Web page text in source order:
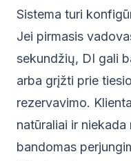
Sistema turi
Jei pirmasis
sekundžių, DI gali
arba grįžti prie
rezervavimo.
natūraliai ir
bandomas